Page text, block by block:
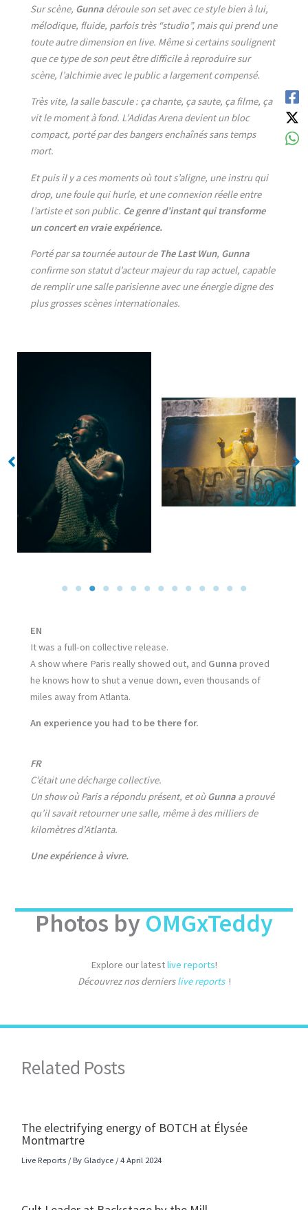
Sur scène, Gunna déroule son set avec ce style bien à lui,
mélodique, fluide, parfois très “studio”, mais qui prend une
toute autre dimension en live. Même si certains soulignent
que ce type de son peut être difficile à reproduire sur
scène, l’alchimie avec le public a largement compensé.
Très vite, la salle bascule : ça chante, ça saute, ça filme, ça
vit le moment à fond. L’Adidas Arena devient un bloc
compact, porté par des bangers enchaînés sans temps
mort.
Et puis il y a ces moments où tout s’aligne, une instru qui
drop, une foule qui hurle, et une connexion réelle entre
l’artiste et son public. Ce genre d’instant qui transforme
un concert en vraie expérience.
Porté par sa tournée autour de The Last Wun, Gunna
confirme son statut d’acteur majeur du rap actuel, capable
de remplir une salle parisienne avec une énergie digne des
plus grosses scènes internationales.
No Caption No Caption
EN
It was a full-on collective release.
A show where Paris really showed out, and Gunna proved
he knows how to shut a venue down, even thousands of
miles away from Atlanta.
An experience you had to be there for.
FR
C’était une décharge collective.
Un show où Paris a répondu présent, et oùGunna a prouvé
qu’il savait retourner une salle, même à des milliers de
kilomètres d’Atlanta.
Une expérience à vivre.
Photos by OMGxTeddy
Explore our latestlive reports!
Découvrez nos dernierslive reports !
Related Posts
The electrifying energy of BOTCH at Élysée
Montmartre
Live Reports / By Gladyce /4 April 2024